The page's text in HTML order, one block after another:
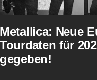
Metallica: Neue
Tourdaten für
gegeben!